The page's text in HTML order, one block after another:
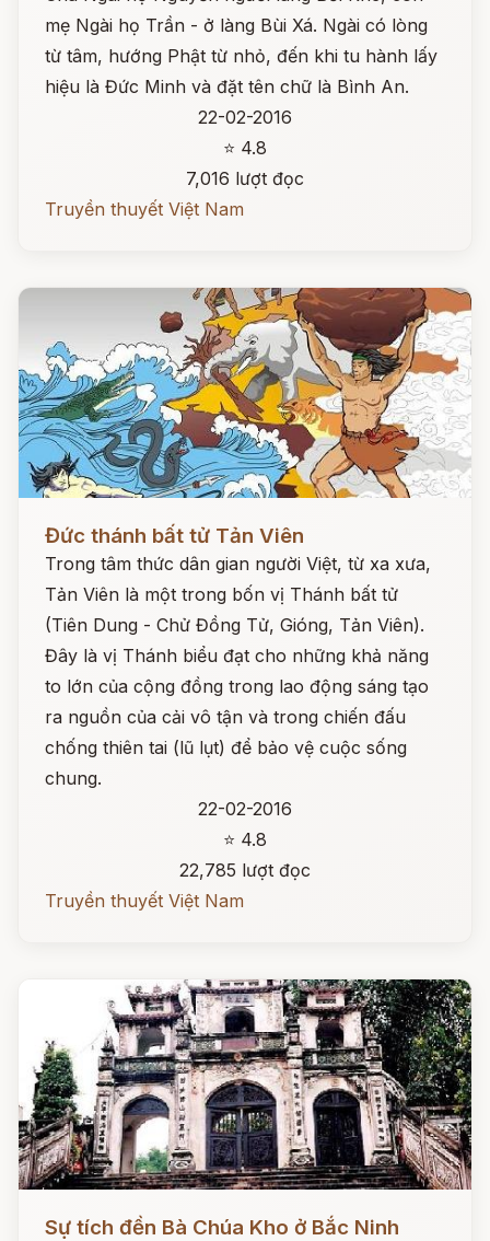
mẹ Ngài họ Trần - ở làng Bùi Xá. Ngài có lòng
từ tâm, hướng Phật từ nhỏ, đến khi tu hành lấy
hiệu là Đức Minh và đặt tên chữ là Bình An.
22-02-2016
⭐ 4.8
7,016 lượt đọc
Truyền thuyết Việt Nam
Đức thánh bất tử Tản Viên
Trong tâm thức dân gian người Việt, từ xa xưa,
Tản Viên là một trong bốn vị Thánh bất tử
(Tiên Dung - Chử Đồng Tử, Gióng, Tản Viên).
Đây là vị Thánh biểu đạt cho những khả năng
to lớn của cộng đồng trong lao động sáng tạo
ra nguồn của cải vô tận và trong chiến đấu
chống thiên tai (lũ lụt) để bảo vệ cuộc sống
chung.
22-02-2016
⭐ 4.8
22,785 lượt đọc
Truyền thuyết Việt Nam
Sự tích đền Bà Chúa Kho ở Bắc Ninh